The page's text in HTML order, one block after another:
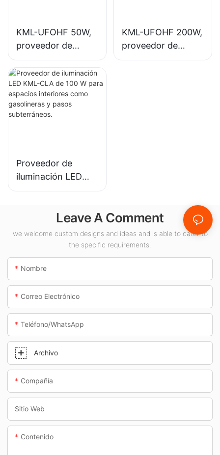
KML-UFOHF 50W,
proveedor de
iluminación LED de
gran altura para
plantas
industriales,
almacenes y otras
KML-UFOHF 200W,
proveedor de
iluminación LED de
Proveedor de
iluminación LED
KML-CLA de 100 W
interiores como
gasolineras y pasos
subterráneos.
Leave A Comment
we welcome custom designs and ideas and is able to cater to
the specific requirements.
Nombre
Correo Electrónico
Teléfono/WhatsApp
Archivo
Compañía
Sitio Web
Contenido